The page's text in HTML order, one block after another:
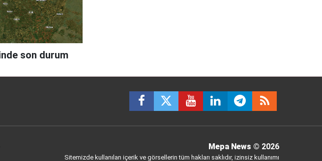
son durum
Mepa News © 2026
Sitemizde kullanılan içerik ve görsellerin tüm hakları saklıdır, izinsiz kullanımı